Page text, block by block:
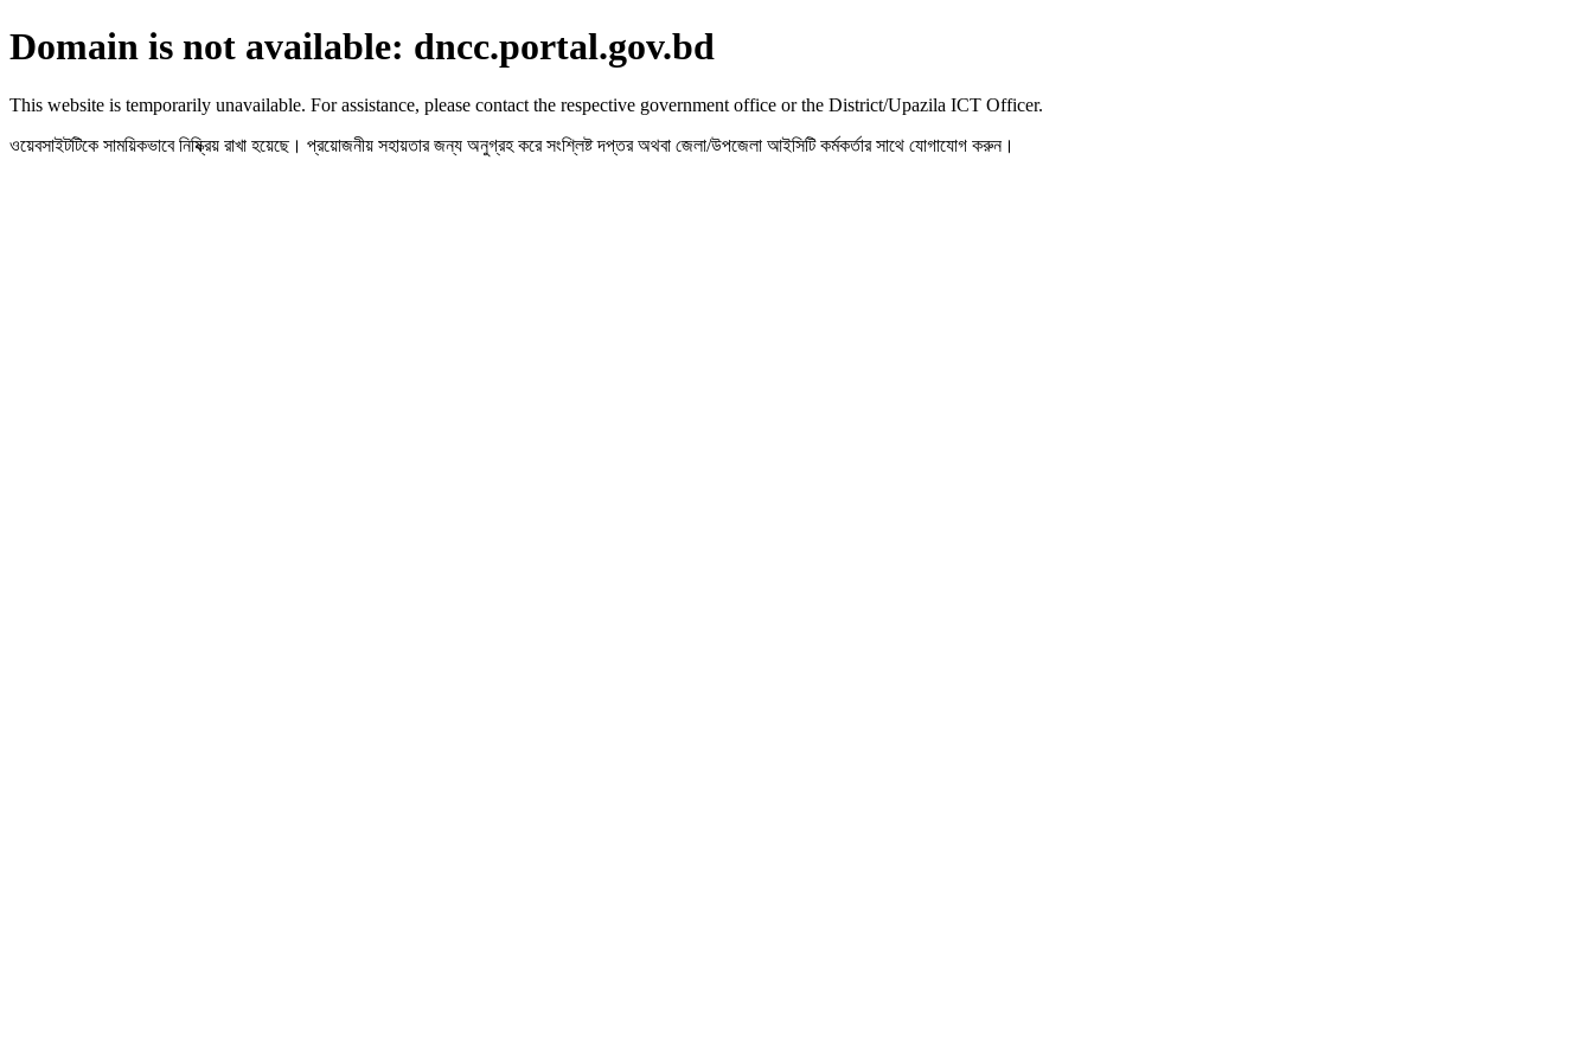
Domain is not available: dncc.portal.gov.bd
This website is temporarily unavailable. For assistance, please contact the respective government office or the District/Upazila ICT Officer.
ওয়েবসাইটটিকে সাময়িকভাবে নিষ্ক্রিয় রাখা হয়েছে। প্রয়োজনীয় সহায়তার জন্য অনুগ্রহ করে সংশ্লিষ্ট দপ্তর অথবা জেলা/উপজেলা আইসিটি কর্মকর্তার সাথে যোগাযোগ করুন।